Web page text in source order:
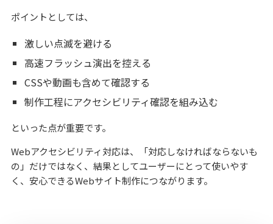
ポイントとしては、
激しい点滅を避ける
高速フラッシュ演出を控える
CSSや動画も含めて確認する
制作工程にアクセシビリティ確認を組み込む
といった点が重要です。
Webアクセシビリティ対応は、「対応しなければならないも
の」だけではなく、結果としてユーザーにとって使いやす
く、安心できるWebサイト制作につながります。